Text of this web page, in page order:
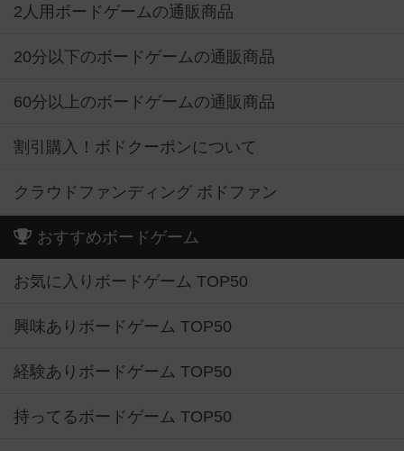
2人用ボードゲームの通販商品
20分以下のボードゲームの通販商品
60分以上のボードゲームの通販商品
割引購入！ボドクーポンについて
クラウドファンディング ボドファン
おすすめボードゲーム
お気に入りボードゲーム TOP50
興味ありボードゲーム TOP50
経験ありボードゲーム TOP50
持ってるボードゲーム TOP50